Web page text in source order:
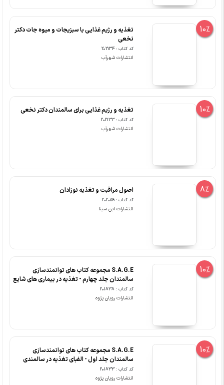
10%
تغذیه و رژیم غذایی با سبزیجات و میوه جات دکتر
نخعی
کد کتاب : 202134
انتشارات شهرآب
10% تغذیه و رژیم غذایی برای سالمندان دکتر نخعی
کد کتاب : 202133
انتشارات شهرآب
8% اصول مراقبت و تغذیه نوزادان
کد کتاب : 202059
انتشارات ابن سینا
10%
S.A.G.E مجموعه کتاب های توانمندسازی
سالمندان جلد چهارم - تغذیه در بیماری های شایع
کد کتاب : 201838
انتشارات رویان پژوه
10%
S.A.G.E مجموعه کتاب های توانمندسازی
سالمندان جلد اول - الفبای تغذیه در سالمندی
کد کتاب : 201833
انتشارات رویان پژوه